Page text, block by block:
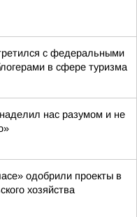
с федеральными
в сфере туризма
нас разумом и не
одобрили проекты в
хозяйства